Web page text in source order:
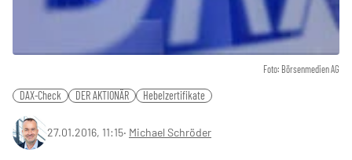
Foto: Börsenmedien AG
DAX-Check DER AKTIONÄR Hebelzertifikate
27.01.2016, 11:15‧ Michael Schröder